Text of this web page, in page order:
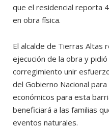
que el residencial reporta
en obra física.
El alcalde de Tierras Altas
ejecución de la obra y
corregimiento unir
del Gobierno Nacional
económicos para esta
beneficiará a las familias
eventos naturales.